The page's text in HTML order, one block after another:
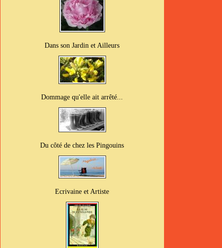
Dans son Jardin et Ailleurs
Dommage qu'elle ait arrêté...
Du côté de chez les Pingouins
Ecrivaine et Artiste